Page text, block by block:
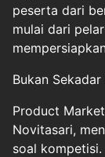
peserta dari
mulai dari
Bukan
Product
Novitasari,
soal kompetisi.